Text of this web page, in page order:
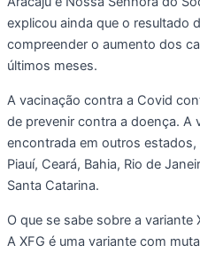
explicou ainda que o resultado
compreender o aumento dos
últimos meses.
A vacinação contra a Covid
de prevenir contra a doença. A
encontrada em outros
Piauí, Ceará, Bahia, Rio de
Santa Catarina.
O que se sabe sobre a variante
A XFG é uma variante com